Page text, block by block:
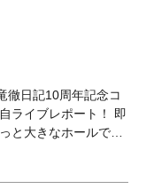
徹日記10周年記念コ
ライブレポート！ 即
と大きなホールであ